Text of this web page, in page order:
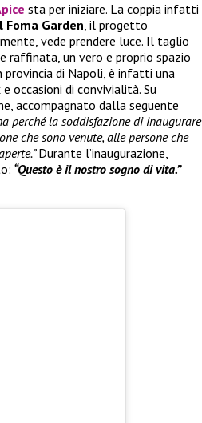
sta per iniziare. La coppia infatti
Foma Garden, il progetto
vede prendere luce. Il taglio
raffinata, un vero e proprio spazio
provincia di Napoli, è infatti una
occasioni di convivialità. Su
accompagnato dalla seguente
perché la soddisfazione di inaugurare
che sono venute, alle persone che
Durante l’inaugurazione,
“Questo è il nostro sogno di vita.”